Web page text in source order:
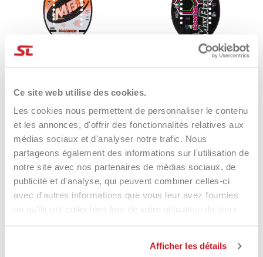
Ce site web utilise des cookies.
Les cookies nous permettent de personnaliser le contenu
et les annonces, d'offrir des fonctionnalités relatives aux
médias sociaux et d'analyser notre trafic. Nous
partageons également des informations sur l'utilisation de
notre site avec nos partenaires de médias sociaux, de
publicité et d'analyse, qui peuvent combiner celles-ci
avec d'autres informations que vous leur avez fournies
ou qu'ils ont collectées lors de votre utilisation de leurs
Afficher les détails
MBT M-CARBON 2023
229,00 €
139,00 €
MBT X-LOVE ME 2024
209,00 €
149,90 €
Eccezionale